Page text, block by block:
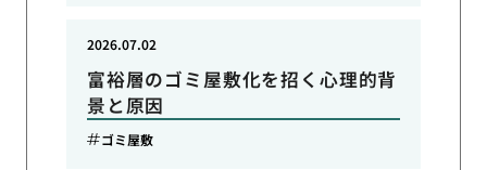
富裕層のゴミ屋敷化を招く心理的背
景と原因
2026.07.02
ゴミ屋敷